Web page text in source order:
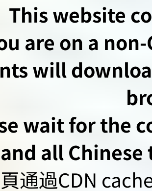
This website
are on a
will
wait for the
and all
通過CDN